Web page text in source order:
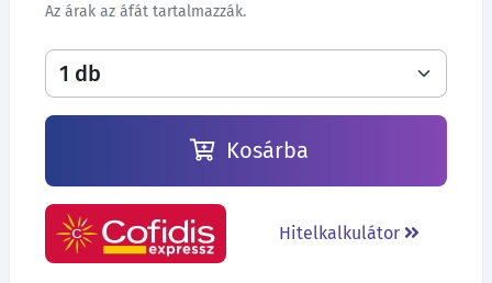
Az árak az áfát tartalmazzák.
Kosárba
Hitelkalkulátor